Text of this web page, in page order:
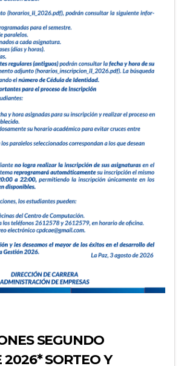
SEGUNDO
2026* SORTEO Y